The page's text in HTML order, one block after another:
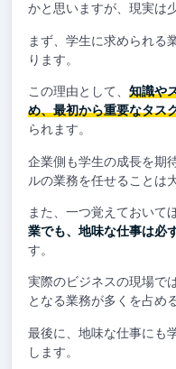
かと思いますが、現実は
まず、学生に求められる
ります。
この理由として、 知識や
め、最初から重要なタス
られます。
企業側も学生の成長を期
ルの業務を任せることは
また、一つ覚えておいて
業でも、地味な仕事は必
す。
実際のビジネスの現場で
となる業務が多くを占め
最後に、地味な仕事にも
します。